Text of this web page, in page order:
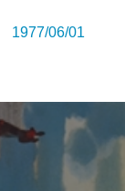
06/01